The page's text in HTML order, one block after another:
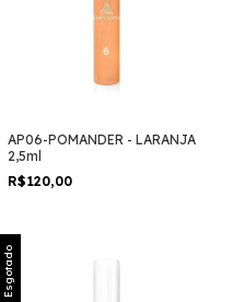
AP06-POMANDER - LARANJA
2,5ml
R$120,00
Esgotado